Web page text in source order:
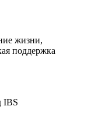
жизни,
поддержка
IBS